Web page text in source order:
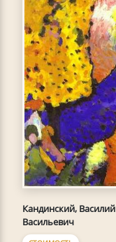
Кандинский, Василий
Васильевич